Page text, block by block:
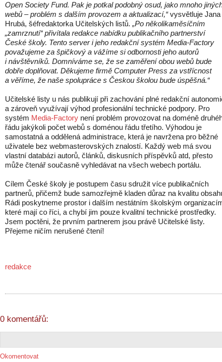
Open Society Fund. Pak je potkal podobný osud, jako mnoho
webů – problém s dalším provozem a aktualizací,“vysvětluje Jana
Hrubá, šéfredaktorka Učitelských listů. „Po několikaměsíčním
„zamrznutí“ přivítala redakce nabídku publikačního partnerství
České školy. Tento server i jeho redakční systém Media-Factory
považujeme za špičkový a vážíme si odbornosti jeho autorů
i návštěvníků. Domníváme se, že se zaměření obou webů bude
dobře doplňovat. Děkujeme firmě Computer Press za vstřícnost
a věříme, že naše spolupráce s Českou školou bude úspěšná.“
Učitelské listy u nás publikují při zachování plné redakční
a zároveň využívají výhod profesionální technické podpory. Pro
systém Media-Factory není problém provozovat na doméně
řádu jakýkoli počet webů s doménou řádu třetího. Výhodou je
samostatná a oddělená administrace, která je navržena pro běžné
uživatele bez webmasterovských znalostí. Každý web má svou
vlastní databázi autorů, článků, diskusních příspěvků atd, přesto
může čtenář současně vyhledávat na všech webech portálu.
Cílem České školy je postupem času sdružit více publikačních
partnerů, přičemž bude samozřejmě kladen důraz na kvalitu
Rádi poskytneme prostor i dalším nestátním školským
které mají co říci, a chybí jim pouze kvalitní technické prostředky.
Jsem poctěni, že prvním partnerem jsou právě Učitelské listy.
Přejeme ničím nerušené čtení!
redakce
0 komentářů:
Okomentovat